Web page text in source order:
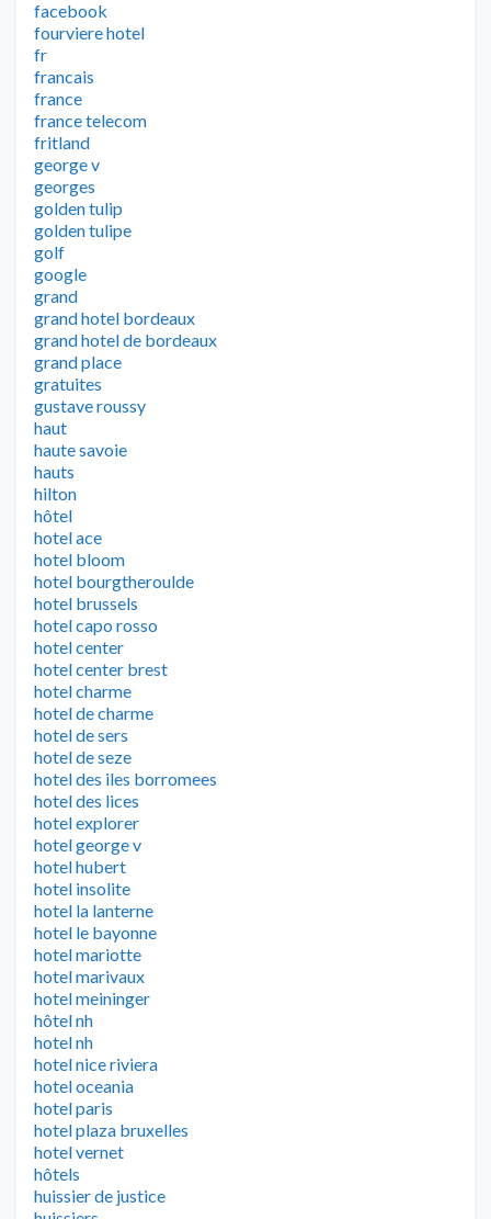
facebook
fourviere hotel
fr
francais
france
france telecom
fritland
george v
georges
golden tulip
golden tulipe
golf
google
grand
grand hotel bordeaux
grand hotel de bordeaux
grand place
gratuites
gustave roussy
haut
haute savoie
hauts
hilton
hôtel
hotel ace
hotel bloom
hotel bourgtheroulde
hotel brussels
hotel capo rosso
hotel center
hotel center brest
hotel charme
hotel de charme
hotel de sers
hotel de seze
hotel des iles borromees
hotel des lices
hotel explorer
hotel george v
hotel hubert
hotel insolite
hotel la lanterne
hotel le bayonne
hotel mariotte
hotel marivaux
hotel meininger
hôtel nh
hotel nh
hotel nice riviera
hotel oceania
hotel paris
hotel plaza bruxelles
hotel vernet
hôtels
huissier de justice